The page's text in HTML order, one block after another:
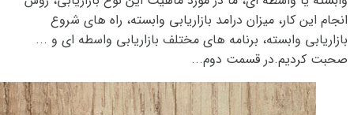
انجام این کار، میزان درامد بازاریابی وابسته، راه های شروع
بازاریابی وابسته، برنامه های مختلف بازاریابی واسطه ای و ...
صحبت کردیم.در قسمت دوم...